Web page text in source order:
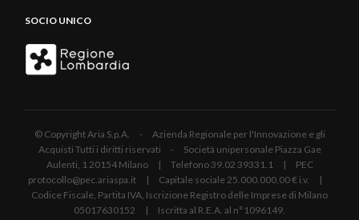
SOCIO UNICO
© Copyright Aria S.p.A. - Azienda Regionale per l'Innovazione e gli
Acquisti Tutti i diritti riservati - Società unipersonale Piazza Gae
Aulenti, 1 20154 Milano | Telefono 39.02 39331.1 | PEC
protocollo@pec.ariaspa.it | Capitale sociale 25.000.000,00 € i.v. |
Codice Fiscale, Partita IVA, Iscrizione Registro delle Imprese di Milano
05017630152 | Iscritta al R.E.A. al n°1096149.